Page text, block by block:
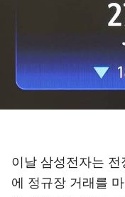
이날 삼성전자는
에 정규장 거래를